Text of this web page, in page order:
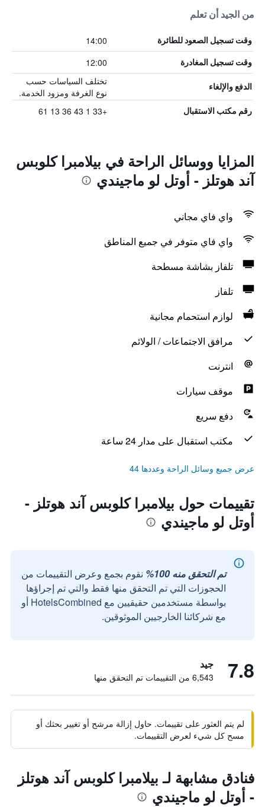
من الجيد أن تعلم
وقت تسجيل الصعود للطائرة 14:00
وقت تسجيل المغادرة 12:00
الدفع والإلغاء
تختلف السياسات حسب
نوع الغرفة ومزود الخدمة.
رقم مكتب الاستقبال +33 1 43 36 13 61
المزايا ووسائل الراحة في بيلامبرا كلوبس
آند هوتلز - أوتل لو ماجيندي
واي فاي مجاني
واي فاي متوفر في جميع المناطق
تلفاز بشاشة مسطحة
تلفاز
لوازم استحمام مجانية
مرافق الاجتماعات / الولائم
انترنت
موقف سيارات
دفع سريع
مكتب استقبال على مدار 24 ساعة
عرض جميع وسائل الراحة وعددها 44
تقييمات حول بيلامبرا كلوبس آند هوتلز -
أوتل لو ماجيندي
تم التحقق منه 100%
نقوم بجمع وعرض التقييمات من
الحجوزات التي تم التحقق منها فقط والتي تم إجراؤها
بواسطة مستخدمين حقيقيين مع HotelsCombined أو
مع شركائنا الخارجيين الموثوقين.
7.8 جيد
6,543 من التقييمات تم التحقق منها
لم يتم العثور على تقييمات. حاول إزالة مرشح أو تغيير بحثك أو
مسح كل شيء لعرض التقييمات.
فنادق مشابهة لـ بيلامبرا كلوبس آند هوتلز
- أوتل لو ماجيندي